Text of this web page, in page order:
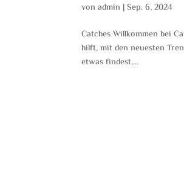
vonadmin |Sep. 6, 2024
Catches Willkommen bei
hilft, mit den neuesten
etwas findest,...